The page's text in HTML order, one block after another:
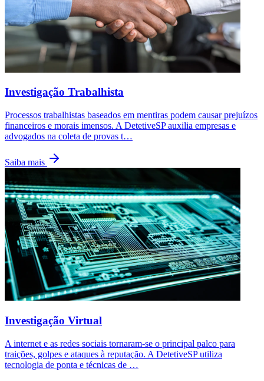
Investigação Trabalhista
Processos trabalhistas baseados em mentiras podem causar prejuízos
financeiros e morais imensos. A DetetiveSP auxilia empresas e
advogados na coleta de provas t…
Saiba mais
Investigação Virtual
A internet e as redes sociais tornaram-se o principal palco para
traições, golpes e ataques à reputação. A DetetiveSP utiliza
tecnologia de ponta e técnicas de …